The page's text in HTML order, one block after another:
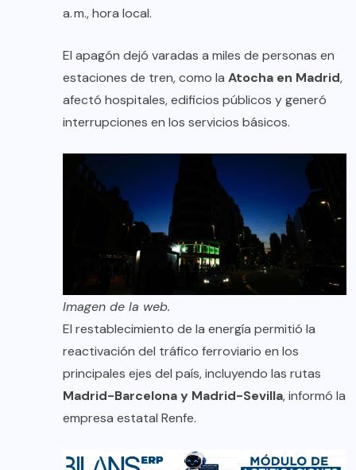
a. m., hora local.
El apagón dejó varadas a miles de personas en
estaciones de tren, como la Atocha en Madrid,
afectó hospitales, edificios públicos y generó
interrupciones en los servicios básicos.
Imagen de la web.
El restablecimiento de la energía permitió la
reactivación del tráfico ferroviario en los
principales ejes del país, incluyendo las rutas
Madrid-Barcelona y Madrid-Sevilla, informó la
empresa estatal Renfe.